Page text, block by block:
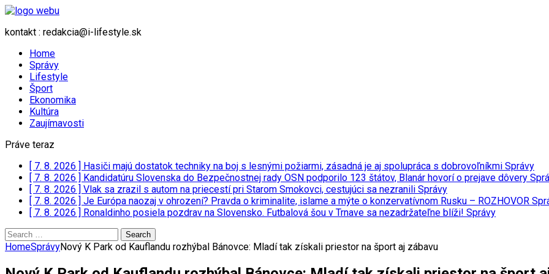
kontakt : redakcia@i-lifestyle.sk
Home
Správy
Lifestyle
Šport
Ekonomika
Kultúra
Zaujímavosti
Práve teraz
[ 7. 8. 2026 ] Hasiči majú dostatok techniky na boj s lesnými požiarmi, zásadná je aj spolupráca s dobrovoľníkmi Správy
[ 7. 8. 2026 ] Kandidatúru Slovenska do Bezpečnostnej rady OSN podporilo 123 štátov, Blanár hovorí o prejave dôvery
[ 7. 8. 2026 ] Vlak sa zrazil s autom na priecestí pri Starom Smokovci, cestujúci sa nezranili Správy
[ 7. 8. 2026 ] Je Európa naozaj v ohrození? Pravda o kriminalite, islame a mýte o konzervatívnom Rusku – ROZHOVOR
[ 7. 8. 2026 ] Ronaldinho posiela pozdrav na Slovensko. Futbalová šou v Trnave sa nezadržateľne blíži! Správy
Search
for:
HomeSprávyNový K Park od Kauflandu rozhýbal Bánovce: Mladí tak získali priestor na šport aj zábavu